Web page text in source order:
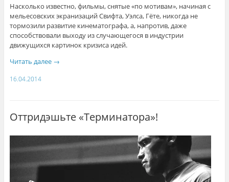
Насколько известно, фильмы, снятые «по мотивам», начиная с
мельесовских экранизаций Свифта, Уэлса, Гёте, никогда не
тормозили развитие кинематографа, а, напротив, даже
способствовали выходу из случающегося в индустрии
движущихся картинок кризиса идей.
Читать далее →
16.04.2014
Оттридэшьте «Терминатора»!